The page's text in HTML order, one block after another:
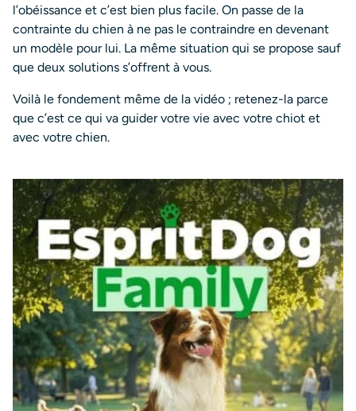
l’obéissance et c’est bien plus facile. On passe de la
contrainte du chien à ne pas le contraindre en devenant
un modèle pour lui. La même situation qui se propose sauf
que deux solutions s’offrent à vous.
Voilà le fondement même de la vidéo ; retenez-la parce
que c’est ce qui va guider votre vie avec votre chiot et
avec votre chien.